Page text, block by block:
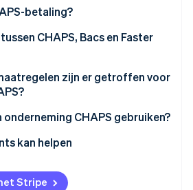
betaling?
CHAPS, Bacs en Faster
zijn er getroffen voor
onderneming CHAPS gebruiken?
kan helpen
Stripe